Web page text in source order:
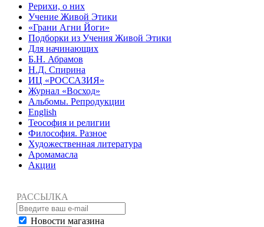
Рерихи, о них
Учение Живой Этики
«Грани Агни Йоги»
Подборки из Учения Живой Этики
Для начинающих
Б.Н. Абрамов
Н.Д. Спирина
ИЦ «РОССАЗИЯ»
Журнал «Восход»
Альбомы. Репродукции
English
Теософия и религии
Философия. Разное
Художественная литература
Аромамасла
Акции
РАССЫЛКА
Новости магазина